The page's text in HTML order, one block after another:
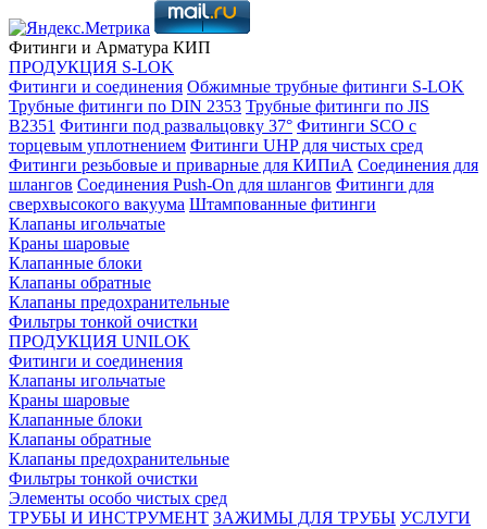
Фитинги и Арматура КИП
ПРОДУКЦИЯ S-LOK
Фитинги и соединения Обжимные трубные фитинги S-LOK
Трубные фитинги по DIN 2353 Трубные фитинги по JIS
B2351 Фитинги под развальцовку 37° Фитинги SCO с
торцевым уплотнением Фитинги UHP для чистых сред
Фитинги резьбовые и приварные для КИПиА Соединения для
шлангов Соединения Push-On для шлангов Фитинги для
сверхвысокого вакуума Штампованные фитинги
Клапаны игольчатые
Краны шаровые
Клапанные блоки
Клапаны обратные
Клапаны предохранительные
Фильтры тонкой очистки
ПРОДУКЦИЯ UNILOK
Фитинги и соединения
Клапаны игольчатые
Краны шаровые
Клапанные блоки
Клапаны обратные
Клапаны предохранительные
Фильтры тонкой очистки
Элементы особо чистых сред
ТРУБЫ И ИНСТРУМЕНТ ЗАЖИМЫ ДЛЯ ТРУБЫ УСЛУГИ